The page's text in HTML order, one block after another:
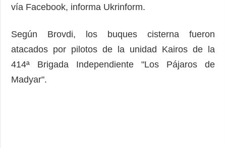
vía Facebook, informa Ukrinform.
Según Brovdi, los buques cisterna fueron
atacados por pilotos de la unidad Kairos de la
414ª Brigada Independiente "Los Pájaros de
Madyar".